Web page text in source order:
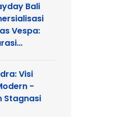
Bali
Vespa:
Visi
-
Stagnasi